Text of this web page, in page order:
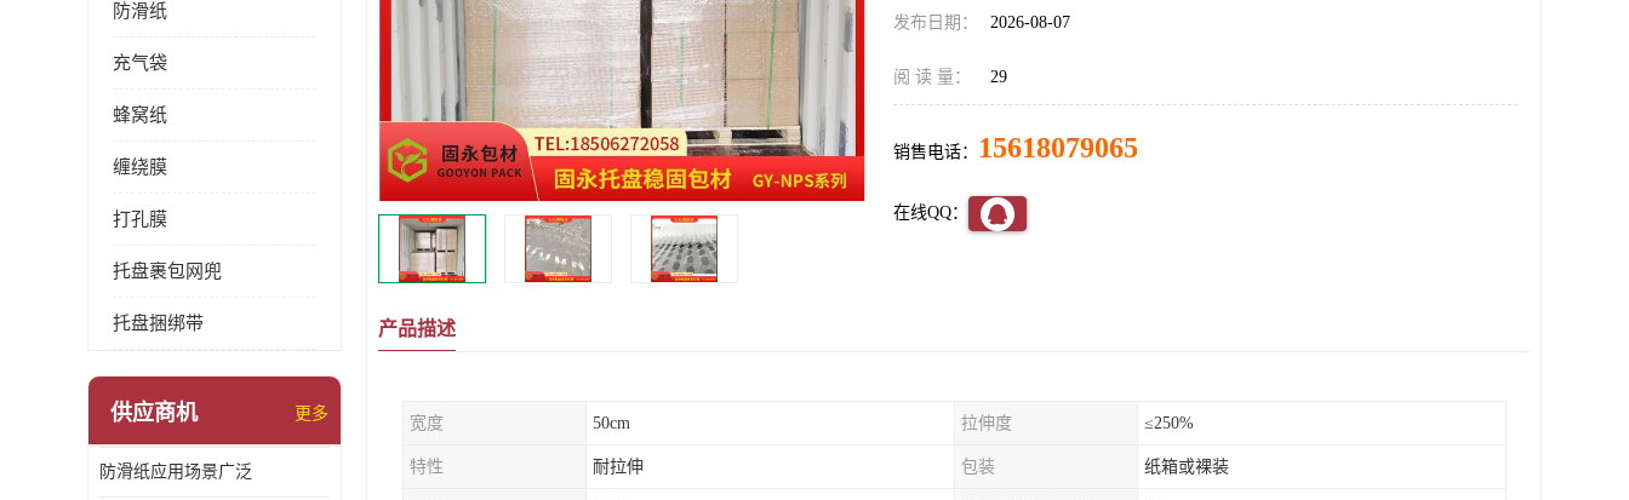
防滑纸
充气袋
蜂窝纸
缠绕膜
打孔膜
托盘裹包网兜
托盘捆绑带
供应商机 更多
防滑纸应用场景广泛
发布日期： 2026-08-07
阅 读 量： 29
销售电话： 15618079065
在线QQ：
产品描述
宽度 50cm 拉伸度 ≤250%
特性 耐拉伸 包装 纸箱或裸装